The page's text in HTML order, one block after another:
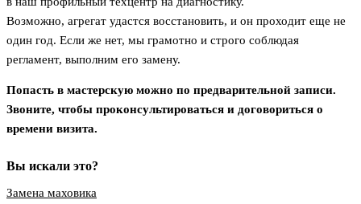
Возможно, агрегат удастся восстановить, и он проходит еще не
один год. Если же нет, мы грамотно и строго соблюдая
регламент, выполним его замену.
Попасть в мастерскую можно по предварительной записи.
Звоните, чтобы проконсультироваться и договориться о
времени визита.
Вы искали это?
Замена маховика